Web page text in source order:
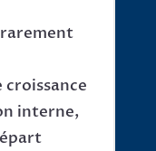
interne,